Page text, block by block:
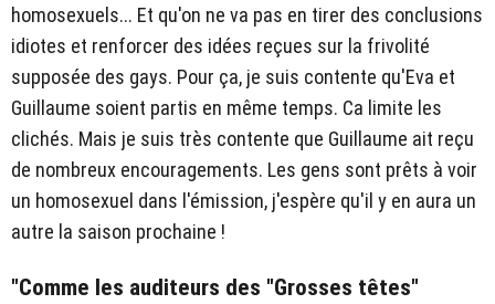
homosexuels... Et qu'on ne va pas en tirer des conclusions
idiotes et renforcer des idées reçues sur la frivolité
supposée des gays. Pour ça, je suis contente qu'Eva et
Guillaume soient partis en même temps. Ca limite les
clichés. Mais je suis très contente que Guillaume ait reçu
de nombreux encouragements. Les gens sont prêts à voir
un homosexuel dans l'émission, j'espère qu'il y en aura un
autre la saison prochaine !
"Comme les auditeurs des "Grosses têtes"